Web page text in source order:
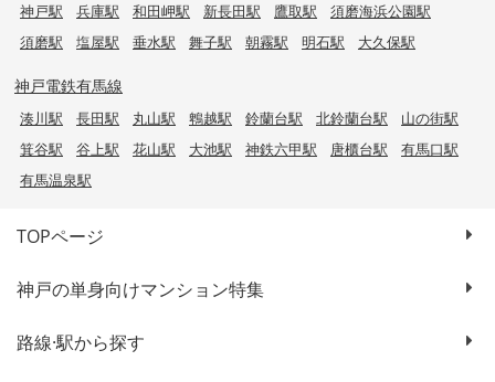
神戸駅 兵庫駅 和田岬駅 新長田駅 鷹取駅
須磨海浜公園駅
須磨駅
塩屋駅 垂水駅 舞子駅 朝霧駅 明石駅 大久保駅
神戸電鉄有馬線
湊川駅 長田駅 丸山駅 鵯越駅 鈴蘭台駅 北鈴蘭台駅
山の街駅
箕谷駅
谷上駅 花山駅 大池駅 神鉄六甲駅 唐櫃台駅
有馬口駅
有馬温泉駅
TOPページ
神戸の単身向けマンション特集
路線·駅から探す